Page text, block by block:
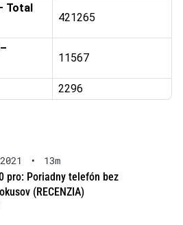
Total
421265
11567
2296
•
13m
pro: Poriadny telefón bez
(RECENZIA)